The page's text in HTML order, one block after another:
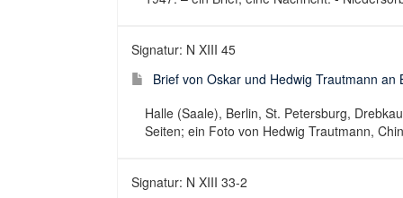
Signatur: N XIII 45
Brief von Oskar und Hedwig Trautmann an
Halle (Saale), Berlin, St. Petersburg,
Seiten; ein Foto von Hedwig Trautmann,
Signatur: N XIII 33-2